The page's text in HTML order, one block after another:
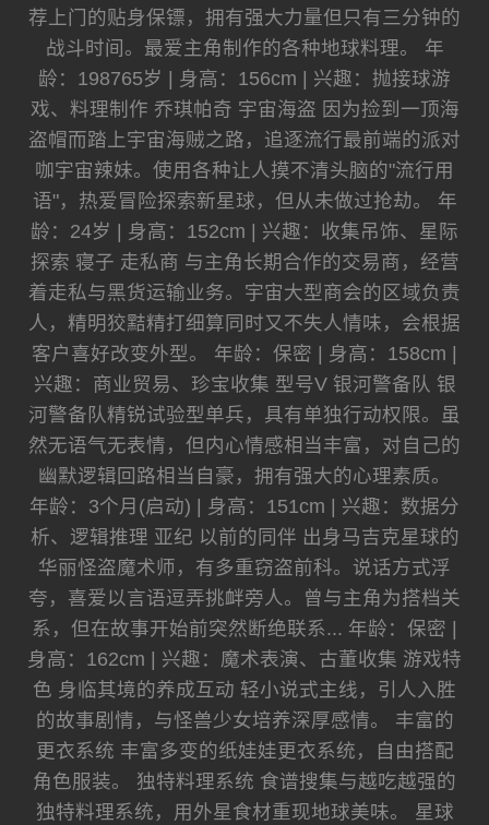
荐上门的贴身保镖，拥有强大力量但只有三分钟的
战斗时间。最爱主角制作的各种地球料理。 年
龄：198765岁 | 身高：156cm | 兴趣：抛接球游
戏、料理制作 乔琪帕奇 宇宙海盗 因为捡到一顶海
盗帽而踏上宇宙海贼之路，追逐流行最前端的派对
咖宇宙辣妹。使用各种让人摸不清头脑的"流行用
语"，热爱冒险探索新星球，但从未做过抢劫。 年
龄：24岁 | 身高：152cm | 兴趣：收集吊饰、星际
探索 寝子 走私商 与主角长期合作的交易商，经营
着走私与黑货运输业务。宇宙大型商会的区域负责
人，精明狡黠精打细算同时又不失人情味，会根据
客户喜好改变外型。 年龄：保密 | 身高：158cm |
兴趣：商业贸易、珍宝收集 型号V 银河警备队 银
河警备队精锐试验型单兵，具有单独行动权限。虽
然无语气无表情，但内心情感相当丰富，对自己的
幽默逻辑回路相当自豪，拥有强大的心理素质。
年龄：3个月(启动) | 身高：151cm | 兴趣：数据分
析、逻辑推理 亚纪 以前的同伴 出身马吉克星球的
华丽怪盗魔术师，有多重窃盗前科。说话方式浮
夸，喜爱以言语逗弄挑衅旁人。曾与主角为搭档关
系，但在故事开始前突然断绝联系... 年龄：保密 |
身高：162cm | 兴趣：魔术表演、古董收集 游戏特
色 身临其境的养成互动 轻小说式主线，引人入胜
的故事剧情，与怪兽少女培养深厚感情。 丰富的
更衣系统 丰富多变的纸娃娃更衣系统，自由搭配
角色服装。 独特料理系统 食谱搜集与越吃越强的
独特料理系统，用外星食材重现地球美味。 星球